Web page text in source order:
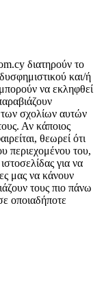
διατηρούν το
και/ή
να εκληφθεί
σχολίων αυτών
Αν κάποιος
θεωρεί ότι
περιεχομένου του,
για να
μας να κάνουν
τους πιο πάνω
οποιαδήποτε